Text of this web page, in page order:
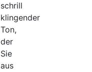
schrill
klingender
Ton,
der
Sie
aus